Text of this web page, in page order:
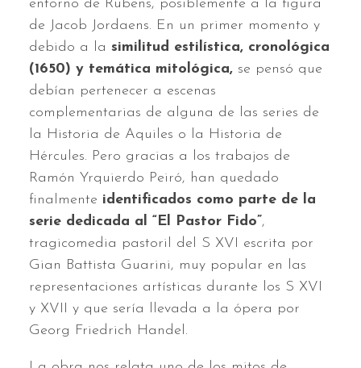
entorno de Rubens, posiblemente a la figura
de Jacob Jordaens. En un primer momento y
debido a la similitud estilística, cronológica
(1650) y temática mitológica, se pensó que
debían pertenecer a escenas
complementarias de alguna de las series de
la Historia de Aquiles o la Historia de
Hércules. Pero gracias a los trabajos de
Ramón Yrquierdo Peiró, han quedado
finalmente identificados como parte de la
serie dedicada al “El Pastor Fido”,
tragicomedia pastoril del S XVI escrita por
Gian Battista Guarini, muy popular en las
representaciones artísticas durante los S XVI
y XVII y que sería llevada a la ópera por
Georg Friedrich Handel.